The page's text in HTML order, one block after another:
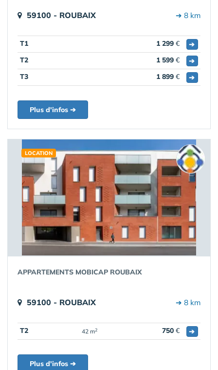
59100 - ROUBAIX ➔ 8 km
T1 1 299 €
➔
T2
1 599 €
➔
T3
1 899 € ➔
Plus d'infos ➔
LOCATION
APPARTEMENTS MOBICAP ROUBAIX
59100 - ROUBAIX ➔ 8 km
T2 42 m2 750 € ➔
Plus d'infos ➔